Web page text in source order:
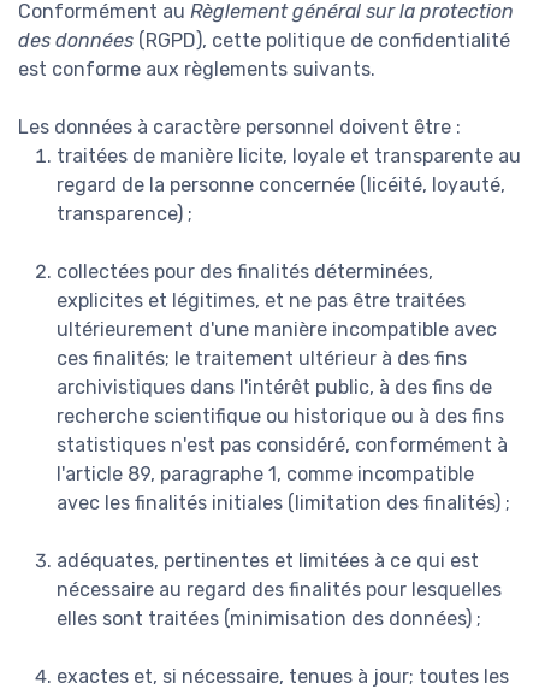
Conformément au Règlement général sur la protection
des données (RGPD), cette politique de confidentialité
est conforme aux règlements suivants.
Les données à caractère personnel doivent être :
traitées de manière licite, loyale et transparente au
regard de la personne concernée (licéité, loyauté,
transparence) ;
collectées pour des finalités déterminées,
explicites et légitimes, et ne pas être traitées
ultérieurement d'une manière incompatible avec
ces finalités; le traitement ultérieur à des fins
archivistiques dans l'intérêt public, à des fins de
recherche scientifique ou historique ou à des fins
statistiques n'est pas considéré, conformément à
l'article 89, paragraphe 1, comme incompatible
avec les finalités initiales (limitation des finalités) ;
adéquates, pertinentes et limitées à ce qui est
nécessaire au regard des finalités pour lesquelles
elles sont traitées (minimisation des données) ;
exactes et, si nécessaire, tenues à jour; toutes les